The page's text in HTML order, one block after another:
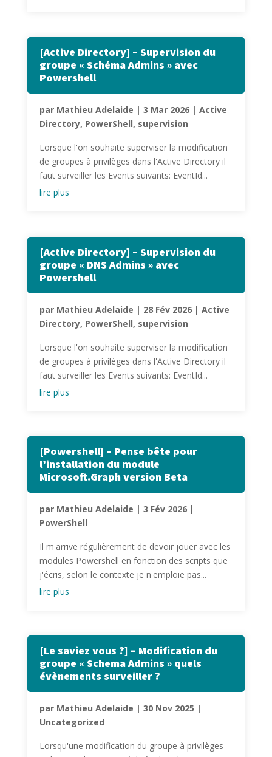
[Active Directory] – Supervision du
groupe « Schéma Admins » avec
Powershell
par Mathieu Adelaide | 3 Mar 2026| Active
Directory, PowerShell, supervision
Lorsque l'on souhaite superviser la modification
de groupes à privilèges dans l'Active Directory il
faut surveiller les Events suivants: EventId...
lire plus
[Active Directory] – Supervision du
groupe « DNS Admins » avec
Powershell
par Mathieu Adelaide | 28 Fév 2026| Active
Directory, PowerShell, supervision
Lorsque l'on souhaite superviser la modification
de groupes à privilèges dans l'Active Directory il
faut surveiller les Events suivants: EventId...
lire plus
[Powershell] – Pense bête pour
l’installation du module
Microsoft.Graph version Beta
par Mathieu Adelaide | 3 Fév 2026|
PowerShell
Il m'arrive régulièrement de devoir jouer avec les
modules Powershell en fonction des scripts que
j'écris, selon le contexte je n'emploie pas...
lire plus
[Le saviez vous ?] – Modification du
groupe « Schema Admins » quels
évènements surveiller ?
par Mathieu Adelaide | 30 Nov 2025 |
Uncategorized
Lorsqu'une modification du groupe à privilèges